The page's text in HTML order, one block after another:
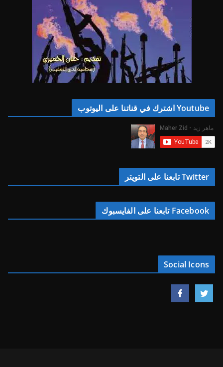
Youtube اشترك في قناتنا على اليوتوب
Twitter تابعنا على التويتر
Facebook تابعنا على الفايسبوك
Social Icons